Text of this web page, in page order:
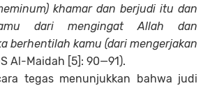
khamar dan berjudi itu dan
dari mengingat Allah dan
berhentilah kamu (dari mengerjakan
Al-Maidah [5]: 90—91).
tegas menunjukkan bahwa judi